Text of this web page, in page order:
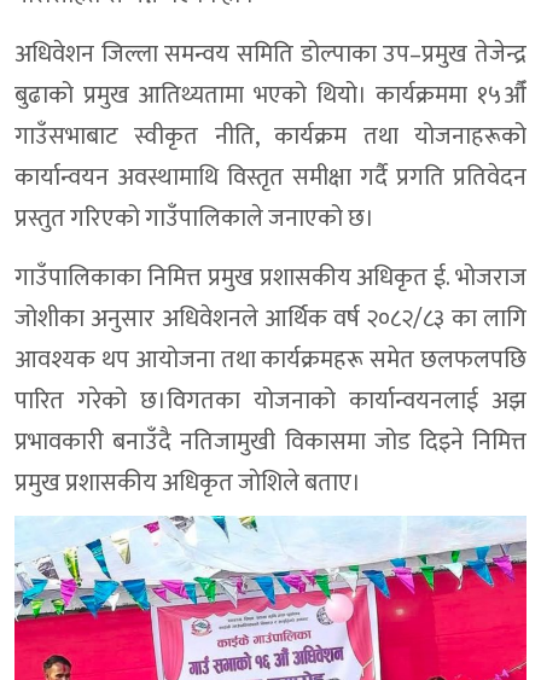
अधिवेशन जिल्ला समन्वय समिति डोल्पाका उप–प्रमुख तेजेन्द्र
बुढाको प्रमुख आतिथ्यतामा भएको थियो। कार्यक्रममा १५औँ
गाउँसभाबाट स्वीकृत नीति, कार्यक्रम तथा योजनाहरूको
कार्यान्वयन अवस्थामाथि विस्तृत समीक्षा गर्दै प्रगति प्रतिवेदन
प्रस्तुत गरिएको गाउँपालिकाले जनाएको छ।
गाउँपालिकाका निमित्त प्रमुख प्रशासकीय अधिकृत ई. भोजराज
जोशीका अनुसार अधिवेशनले आर्थिक वर्ष २०८२/८३ का लागि
आवश्यक थप आयोजना तथा कार्यक्रमहरू समेत छलफलपछि
पारित गरेको छ।विगतका योजनाको कार्यान्वयनलाई अझ
प्रभावकारी बनाउँदै नतिजामुखी विकासमा जोड दिइने निमित्त
प्रमुख प्रशासकीय अधिकृत जाेशिले बताए।